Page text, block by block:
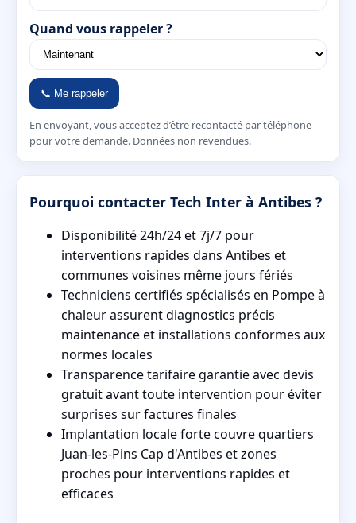
Quand vous rappeler ?
📞 Me rappeler
En envoyant, vous acceptez d’être recontacté par téléphone
pour votre demande. Données non revendues.
Pourquoi contacter Tech Inter à Antibes ?
Disponibilité 24h/24 et 7j/7 pour
interventions rapides dans Antibes et
communes voisines même jours fériés
Techniciens certifiés spécialisés en Pompe à
chaleur assurent diagnostics précis
maintenance et installations conformes aux
normes locales
Transparence tarifaire garantie avec devis
gratuit avant toute intervention pour éviter
surprises sur factures finales
Implantation locale forte couvre quartiers
Juan-les-Pins Cap d'Antibes et zones
proches pour interventions rapides et
efficaces